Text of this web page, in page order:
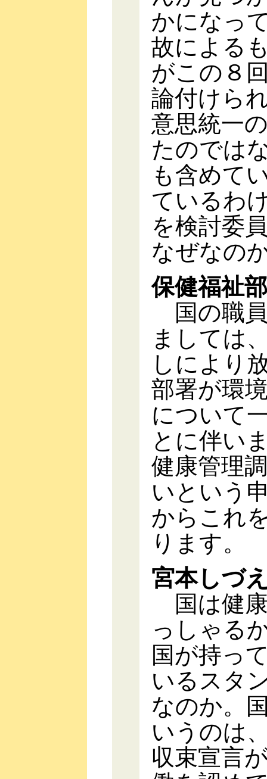
かになっ
故による
がこの８
論付けら
意思統一
たのでは
も含めて
ているわ
を検討委
なぜなの
保健福祉
国の職
ましては
しにより
部署が環
について
とに伴い
健康管理
いという
からこれ
ります。
宮本しづ
国は健
っしゃる
国が持っ
いるスタ
なのか。
いうのは
収束宣言